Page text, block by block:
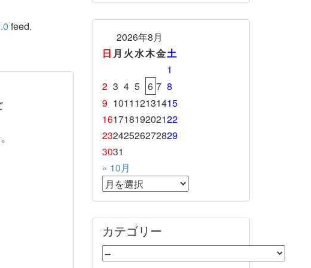
feed.
2026年8月
日 月 火水木金土
1
2 3 4 5 6 7 8
9 101112131415
16171819202122
23242526272829
3031
« 10月
カテゴリー